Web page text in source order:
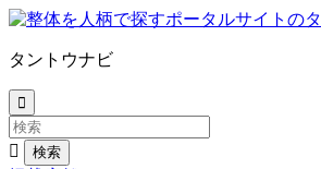
タントウナビ

